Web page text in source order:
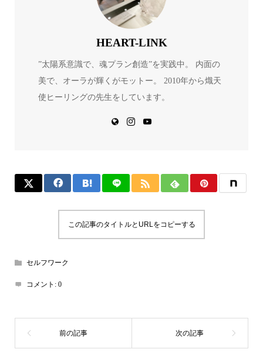
HEART-LINK
”太陽系意識で、魂プラン創造”を実践中。 内面の
美で、オーラが輝くがモットー。 2010年から熾天
使ヒーリングの先生をしています。
この記事のタイトルとURLをコピーする
セルフワーク
コメント: 0